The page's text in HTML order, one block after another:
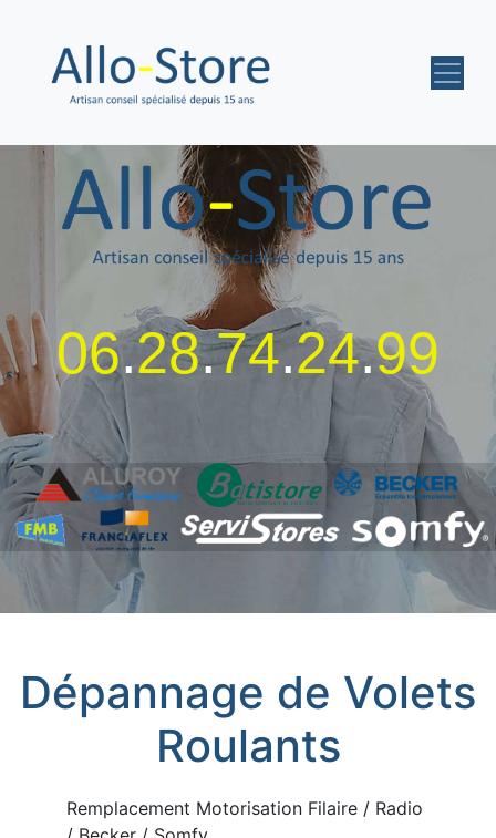
06.28.74.24.99
Dépannage de Volets
Roulants
Remplacement Motorisation Filaire / Radio